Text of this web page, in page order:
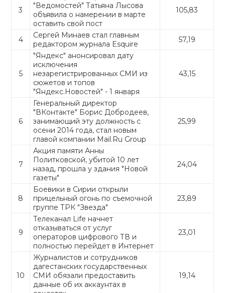
3
"Ведомостей" Татьяна Лысова
объявила о намерении в марте
оставить свой пост
105,83
4
Сергей Минаев стал главным
редактором журнала Esquire
57,19
5
"Яндекс" анонсировал дату
исключения
незарегистрированных СМИ из
сюжетов и топов
"Яндекс.Новостей" - 1 января
43,15
6
Генеральный директор
"ВКонтакте" Борис Добродеев,
занимающий эту должность с
осени 2014 года, стал новым
главой компании Mail.Ru Group
25,99
7
Акция памяти Анны
Политковской, убитой 10 лет
назад, прошла у здания "Новой
газеты"
24,04
8
Боевики в Сирии открыли
прицельный огонь по съемочной
группе ТРК "Звезда"
23,89
9
Телеканал Life начнет
отказываться от услуг
операторов цифрового ТВ и
полностью перейдет в Интернет
23,01
10
Журналистов и сотрудников
дагестанских государственных
СМИ обязали предоставить
данные об их аккаунтах в
19,14